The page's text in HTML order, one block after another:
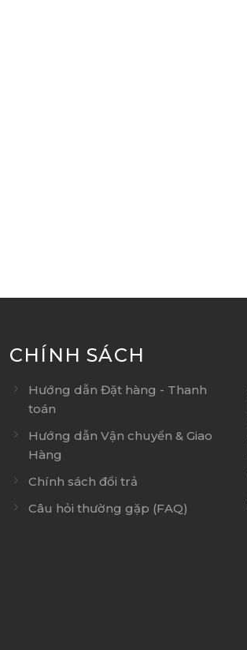
CHÍNH SÁCH
Hướng dẫn Đặt hàng - Thanh
toán
Hướng dẫn Vận chuyển & Giao
Hàng
Chính sách đổi trả
Câu hỏi thường gặp (FAQ)